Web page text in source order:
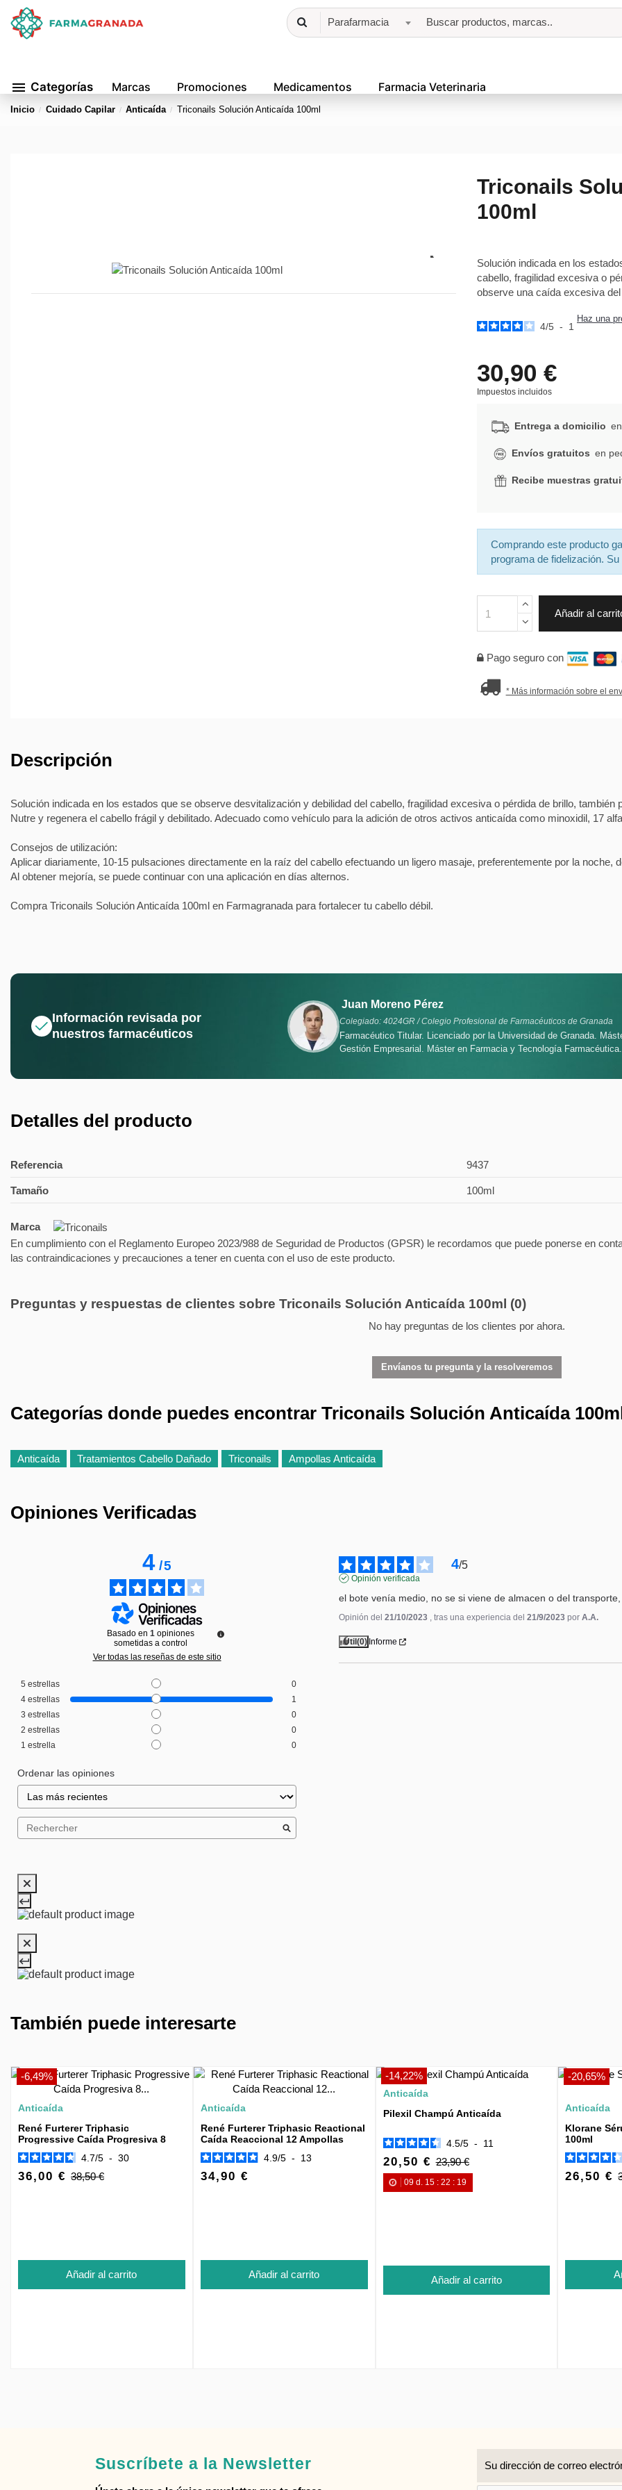
menu Categorías Marcas Promociones Medicamentos Farmacia Veterinaria
Parafarmacia
Inicio Cuidado Capilar Anticaída Triconails Solución Anticaída 100ml
Triconails
100ml
Solución indicada en los
cabello, fragilidad excesiva o
observe una caída excesiva
4/5 - 1
Haz una
30,90 €
Impuestos incluidos
Entrega a domicilio
Envíos gratuitos en
Recibe muestras
Comprando este producto
programa de fidelización.
Añadir al
Pago seguro con
* Más información sobre el
Descripción
Solución indicada en los estados que se observe desvitalización y debilidad del cabello, fragilidad excesiva o pérdida de brillo,
Nutre y regenera el cabello frágil y debilitado. Adecuado como vehículo para la adición de otros activos anticaída como minoxidil, 17
Consejos de utilización:
Aplicar diariamente, 10-15 pulsaciones directamente en la raíz del cabello efectuando un ligero masaje, preferentemente por la
Al obtener mejoría, se puede continuar con una aplicación en días alternos.
Compra Triconails Solución Anticaída 100ml en Farmagranada para fortalecer tu cabello débil.
Información revisada por
nuestros farmacéuticos
Juan Moreno Pérez
Colegiado: 4024GR / Colegio Profesional de Farmacéuticos de Granada
Farmacéutico Titular. Licenciado por la Universidad de Granada.
Gestión Empresarial. Máster en Farmacia y Tecnología Farmacéutica.
Detalles del producto
Referencia 9437
Tamaño 100ml
Marca
En cumplimiento con el Reglamento Europeo 2023/988 de Seguridad de Productos (GPSR) le recordamos que puede ponerse en
las contraindicaciones y precauciones a tener en cuenta con el uso de este producto.
Preguntas y respuestas de clientes sobre Triconails Solución Anticaída 100ml (0)
No hay preguntas de los clientes por ahora.
Envíanos tu pregunta y la resolveremos
Categorías donde puedes encontrar Triconails Solución Anticaída
Anticaída Tratamientos Cabello Dañado Triconails Ampollas Anticaída
Opiniones Verificadas
4/5
Basado en1 opiniones
sometidas a control
Ver todas las reseñas de este sitio
5 estrellas
0
4 estrellas
1
3 estrellas
0
2 estrellas
0
1 estrella 0
Ordenar las opiniones
4/5
Opinión verificada
el bote venía medio, no se si viene de almacen o del
Opinión del 21/10/2023 , tras una experiencia del 21/9/2023 por A.A.
Útil (0) Informe
También puede interesarte
-6,49%
Anticaída
René Furterer Triphasic
Progressive Caída Progresiva 8
Frascos
4.7/5 - 30
36,00 € 38,50 €
Añadir al carrito
Anticaída
René Furterer Triphasic Reactional
Caída Reaccional 12 Ampollas
4.9/5 - 13
34,90 €
Añadir al carrito
-14,22%
Anticaída
Pilexil Champú Anticaída
4.5/5 - 11
20,50 €23,90 €
09 d. 15 :22 : 18
Añadir al carrito
-20,65%
Anticaída
Klorane
100ml
26,50 €
Suscríbete a la Newsletter